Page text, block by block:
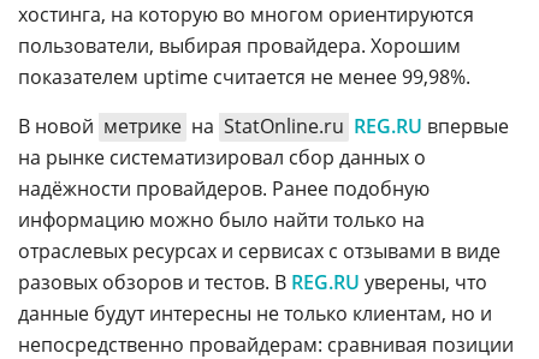
хостинга, на которую во многом ориентируются
пользователи, выбирая провайдера. Хорошим
показателем uptime считается не менее 99,98%.
В новой метрике на StatOnline.ru REG.RU впервые
на рынке систематизировал сбор данных о
надёжности провайдеров. Ранее подобную
информацию можно было найти только на
отраслевых ресурсах и сервисах с отзывами в виде
разовых обзоров и тестов. В REG.RU уверены, что
данные будут интересны не только клиентам, но и
непосредственно провайдерам: сравнивая позиции